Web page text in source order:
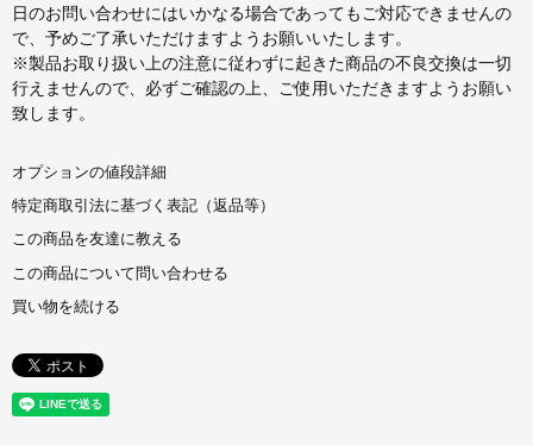
日のお問い合わせにはいかなる場合であってもご対応できませんの
で、予めご了承いただけますようお願いいたします。
※製品お取り扱い上の注意に従わずに起きた商品の不良交換は一切
行えませんので、必ずご確認の上、ご使用いただきますようお願い
致します。
オプションの値段詳細
特定商取引法に基づく表記（返品等）
この商品を友達に教える
この商品について問い合わせる
買い物を続ける